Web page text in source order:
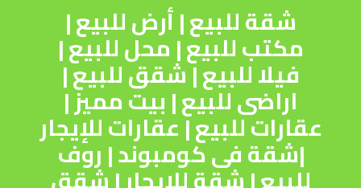
شقة للبيع|أرض للبيع|
مكتب للبيع|محل للبيع|
فيلا للبيع|شقق للبيع|
اراضى للبيع|بيت مميز|
عقارات للبيع|عقارات للإيجار
|شقة فى كومبوند|روف